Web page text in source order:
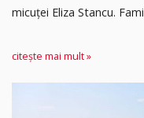
micuței Eliza Stancu.
citește mai mult »